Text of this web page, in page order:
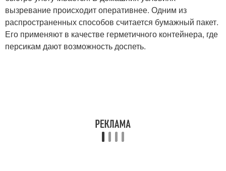
вызревание происходит оперативнее. Одним из
распространенных способов считается бумажный пакет.
Его применяют в качестве герметичного контейнера, где
персикам дают возможность доспеть.